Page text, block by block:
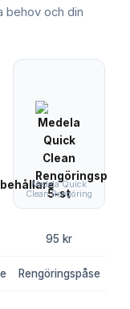
behov och din
Medela Quick
Clean Rengöring
95 kr
Rengöringspåse